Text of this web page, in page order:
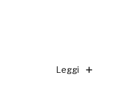
Leggi